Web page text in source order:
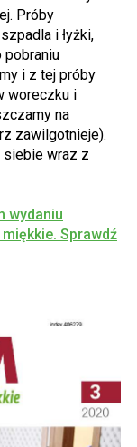
Próby
i łyżki,
pobraniu
i z tej próby
woreczku i
na
zawilgotnieje).
siebie wraz z
wydaniu
Sprawdź